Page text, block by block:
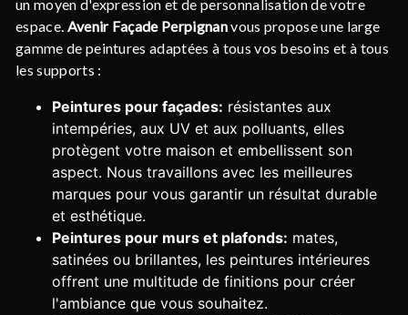
un moyen d'expression et de personnalisation de votre
espace. Avenir Façade Perpignanvous propose une large
gamme de peintures adaptées à tous vos besoins et à tous
les supports :
Peintures pour façades: résistantes aux
intempéries, aux UV et aux polluants, elles
protègent votre maison et embellissent son
aspect. Nous travaillons avec les meilleures
marques pour vous garantir un résultat durable
et esthétique.
Peintures pour murs et plafonds: mates,
satinées ou brillantes, les peintures intérieures
offrent une multitude de finitions pour créer
l'ambiance que vous souhaitez.